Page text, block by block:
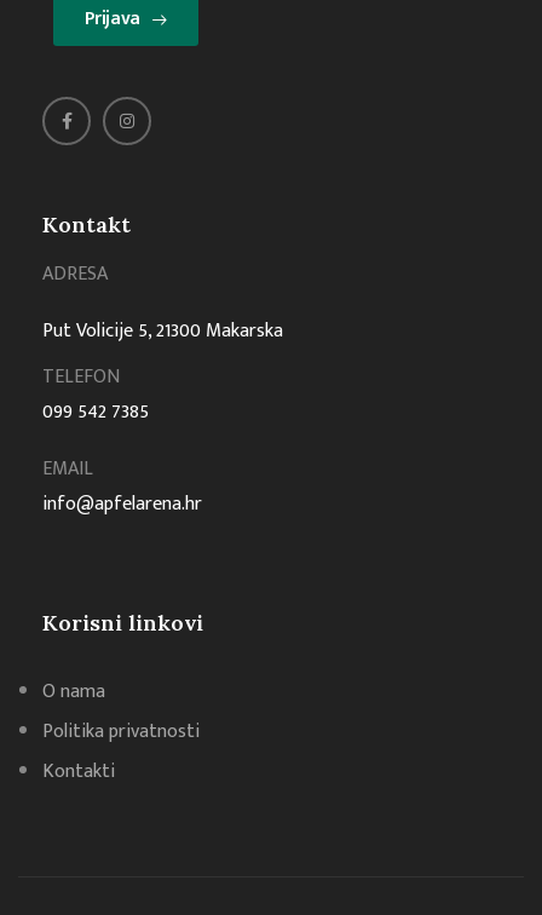
Kontakt
ADRESA
Put Volicije 5, 21300 Makarska
TELEFON
099 542 7385
EMAIL
info@apfelarena.hr
Korisni linkovi
O nama
Politika privatnosti
Kontakti
Prijava